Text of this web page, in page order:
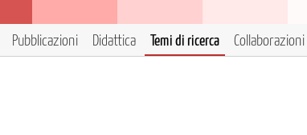
Pubblicazioni Didattica Temi di ricerca Collaborazioni